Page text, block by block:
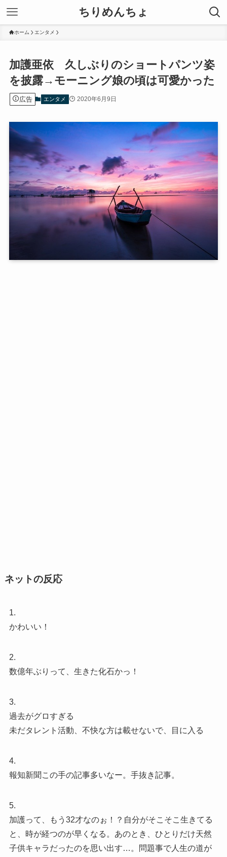
ちりめんちょ
ホーム エンタメ
加護亜依 久しぶりのショートパンツ姿
を披露→モーニング娘の頃は可愛かった
広告 エンタメ 2020年6月9日
ネットの反応
1.
かわいい！
2.
数億年ぶりって、生きた化石かっ！
3.
過去がグロすぎる
未だタレント活動、不快な方は載せないで、目に入る
4.
報知新聞この手の記事多いなー。手抜き記事。
5.
加護って、もう32才なのぉ！？自分がそこそこ生きてる
と、時が経つのが早くなる。あのとき、ひとりだけ天然
子供キャラだったのを思い出す…。問題事で人生の道が